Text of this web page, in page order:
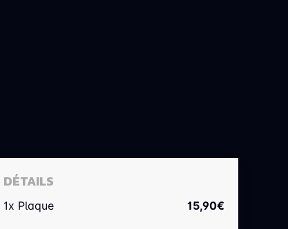
DÉTAILS
1x Plaque 15,90€